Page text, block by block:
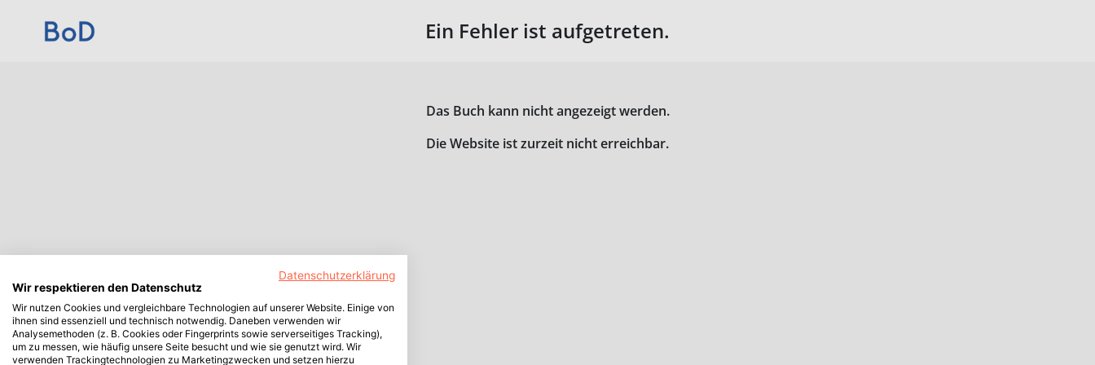
Ein Fehler ist aufgetreten.
Das Buch kann nicht angezeigt werden.
Die Website ist zurzeit nicht erreichbar.
Datenschutzerklärung
Wir respektieren den Datenschutz
Wir nutzen Cookies und vergleichbare Technologien auf unserer Website. Einige von
ihnen sind essenziell und technisch notwendig. Daneben verwenden wir
Analysemethoden (z. B. Cookies oder Fingerprints sowie serverseitiges Tracking),
um zu messen, wie häufig unsere Seite besucht und wie sie genutzt wird. Wir
verwenden Trackingtechnologien zu Marketingzwecken und setzen hierzu